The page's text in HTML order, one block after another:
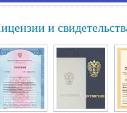
и